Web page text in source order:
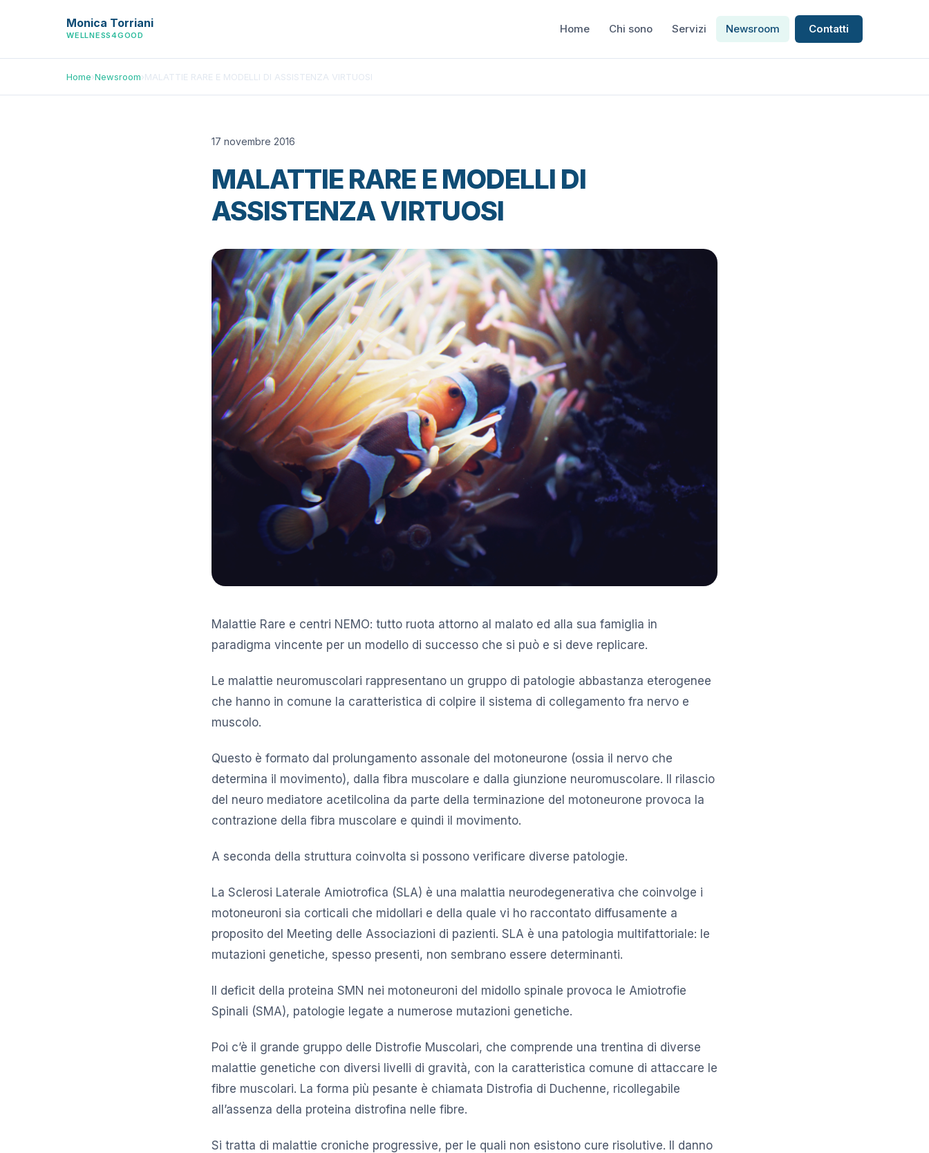
Monica Torriani
WELLNESS4GOOD Home Chi sono Servizi Newsroom Contatti
Home›Newsroom›MALATTIE RARE E MODELLI DI ASSISTENZA VIRTUOSI
17 novembre 2016
MALATTIE RARE E MODELLI DI
ASSISTENZA VIRTUOSI
Malattie Rare e centri NEMO: tutto ruota attorno al malato ed alla sua famiglia in
paradigma vincente per un modello di successo che si può e si deve replicare.
Le malattie neuromuscolari rappresentano un gruppo di patologie abbastanza eterogenee
che hanno in comune la caratteristica di colpire il sistema di collegamento fra nervo e
muscolo.
Questo è formato dal prolungamento assonale del motoneurone (ossia il nervo che
determina il movimento), dalla fibra muscolare e dalla giunzione neuromuscolare. Il rilascio
del neuro mediatore acetilcolina da parte della terminazione del motoneurone provoca la
contrazione della fibra muscolare e quindi il movimento.
A seconda della struttura coinvolta si possono verificare diverse patologie.
La Sclerosi Laterale Amiotrofica (SLA) è una malattia neurodegenerativa che coinvolge i
motoneuroni sia corticali che midollari e della quale vi ho raccontato diffusamente a
proposito del Meeting delle Associazioni di pazienti. SLA è una patologia multifattoriale: le
mutazioni genetiche, spesso presenti, non sembrano essere determinanti.
Il deficit della proteina SMN nei motoneuroni del midollo spinale provoca le Amiotrofie
Spinali (SMA), patologie legate a numerose mutazioni genetiche.
Poi c’è il grande gruppo delle Distrofie Muscolari, che comprende una trentina di diverse
malattie genetiche con diversi livelli di gravità, con la caratteristica comune di attaccare le
fibre muscolari. La forma più pesante è chiamata Distrofia di Duchenne, ricollegabile
all’assenza della proteina distrofina nelle fibre.
Si tratta di malattie croniche progressive, per le quali non esistono cure risolutive. Il danno